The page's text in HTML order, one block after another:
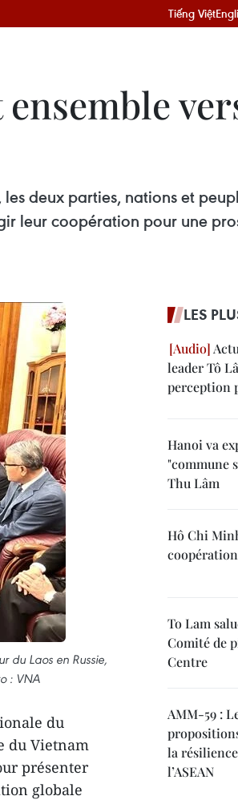
Tiếng Việt
ensemble
deux parties, nations et
leur coopération pour une
du Laos en Russie,
: VNA
du
du Vietnam
présenter
globale
LES
leader Tô
perception
Hanoi va
"commune
Thu Lâm
Hô Chi
To Lam
Comité de
Centre
AMM-59 :
la
l’ASEAN